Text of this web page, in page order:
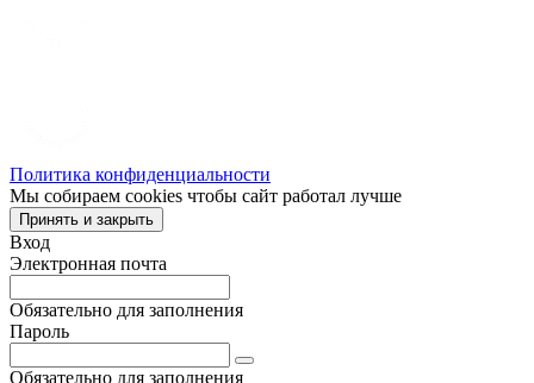
Политика конфиденциальности
Мы собираем cookies чтобы сайт работал лучше
Принять и закрыть
Вход
Электронная почта
Обязательно для заполнения
Пароль
Обязательно для заполнения